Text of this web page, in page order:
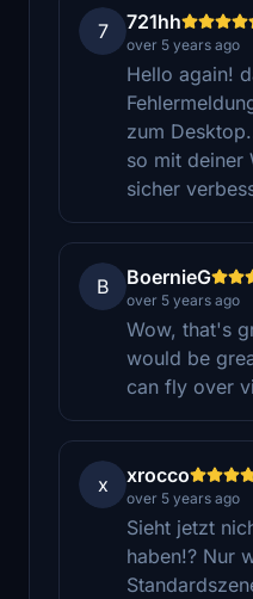
7 721hh
over 5 years ago
Hello again!
zum
so mit deiner
sicher
B BoernieG
over 5 years ago
Wow, that's
would be
can fly over
x xrocco
over 5 years ago
Sieht jetzt
haben!? Nur